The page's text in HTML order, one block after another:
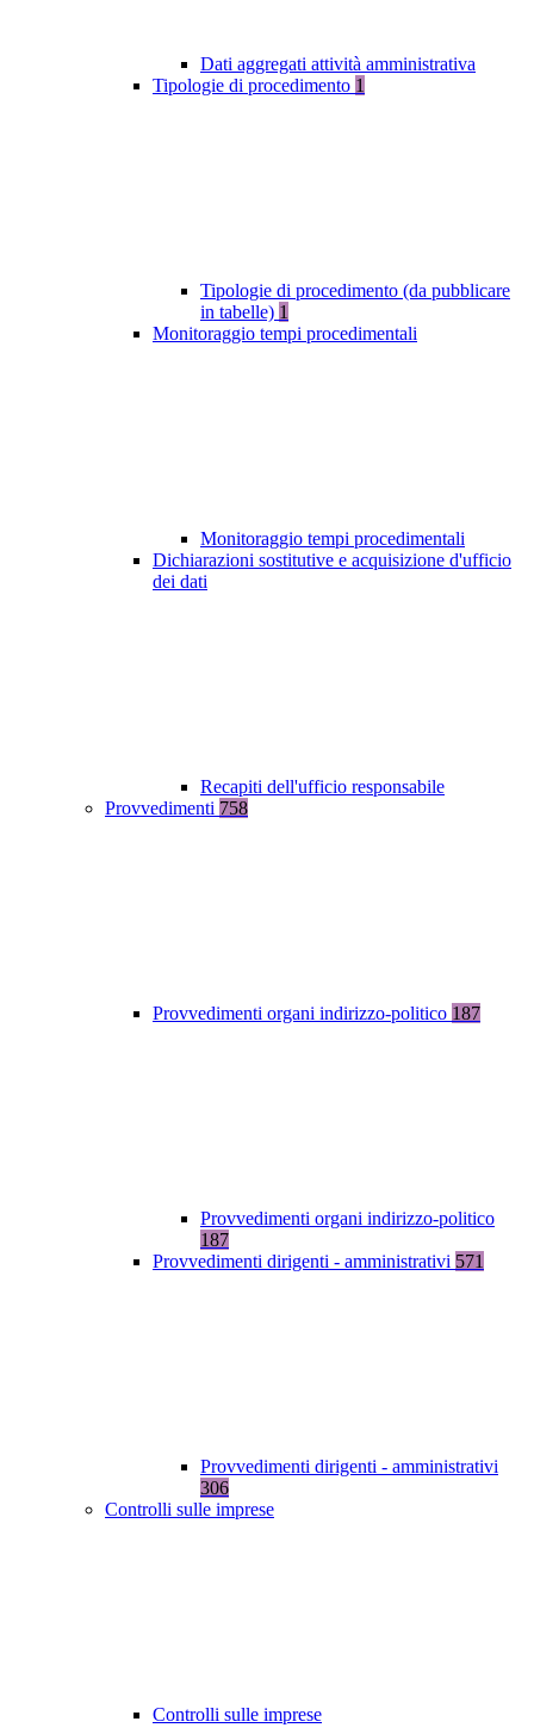
Dati aggregati attività amministrativa
Tipologie di procedimento 1
Tipologie di procedimento (da pubblicare
in tabelle) 1
Monitoraggio tempi procedimentali
Monitoraggio tempi procedimentali
Dichiarazioni sostitutive e acquisizione d'ufficio
dei dati
Recapiti dell'ufficio responsabile
Provvedimenti 758
Provvedimenti organi indirizzo-politico 187
Provvedimenti organi indirizzo-politico
187
Provvedimenti dirigenti - amministrativi 571
Provvedimenti dirigenti - amministrativi
306
Controlli sulle imprese
Controlli sulle imprese